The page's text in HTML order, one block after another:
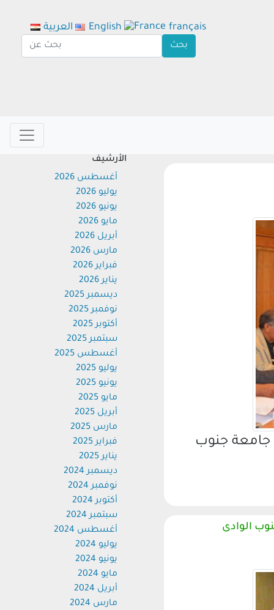
جنوب
الوادى
الأرشيف
أغسطس 2026
يوليو 2026
يونيو 2026
مايو 2026
أبريل 2026
مارس 2026
فبراير 2026
يناير 2026
ديسمبر 2025
نوفمبر 2025
أكتوبر 2025
سبتمبر 2025
أغسطس 2025
يوليو 2025
يونيو 2025
مايو 2025
أبريل 2025
مارس 2025
فبراير 2025
يناير 2025
ديسمبر 2024
نوفمبر 2024
أكتوبر 2024
سبتمبر 2024
أغسطس 2024
يوليو 2024
يونيو 2024
مايو 2024
أبريل 2024
مارس 2024
العربية English français